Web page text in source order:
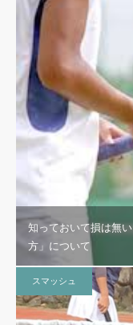
知っておいて損は無
方」について
スマッシュ